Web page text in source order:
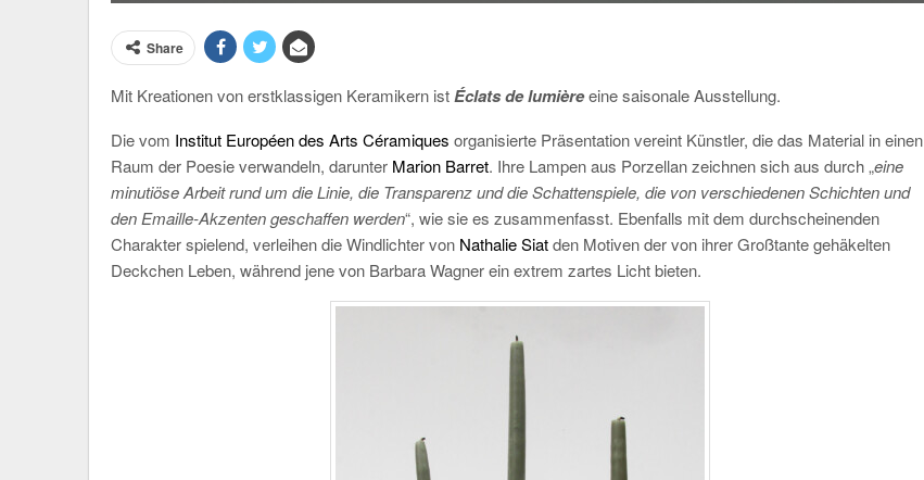
Share
Mit Kreationen von erstklassigen Keramikern istÉclats de lumièreeine saisonale Ausstellung.
Die vom Institut Européen des Arts Céramiques organisierte Präsentation vereint Künstler, die das Material in einen
Raum der Poesie verwandeln, darunter Marion Barret. Ihre Lampen aus Porzellan zeichnen sich aus durch „eine
minutiöse Arbeit rund um die Linie, die Transparenz und die Schattenspiele, die von verschiedenen Schichten und
den Emaille-Akzenten geschaffen werden“, wie sie es zusammenfasst. Ebenfalls mit dem durchscheinenden
Charakter spielend, verleihen die Windlichter von Nathalie Siatden Motiven der von ihrer Großtante gehäkelten
Deckchen Leben, während jene von Barbara Wagner ein extrem zartes Licht bieten.